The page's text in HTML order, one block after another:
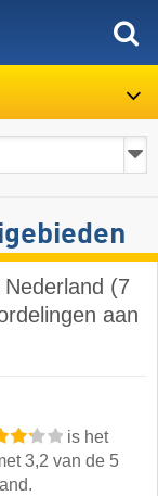
(7
aan
is het
3,2 van de 5